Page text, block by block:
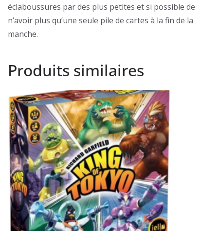
éclaboussures par des plus petites et si possible de
n’avoir plus qu’une seule pile de cartes à la fin de la
manche.
Produits similaires